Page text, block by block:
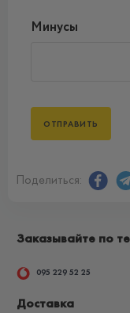
Минусы
Поделиться:
Заказывайте по
095 229 52 25
Доставка